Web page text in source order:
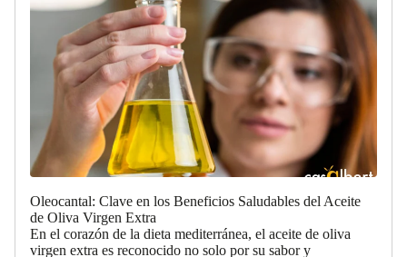
Oleocantal: Clave en los Beneficios Saludables del Aceite
de Oliva Virgen Extra
En el corazón de la dieta mediterránea, el aceite de oliva
virgen extra es reconocido no solo por su sabor y